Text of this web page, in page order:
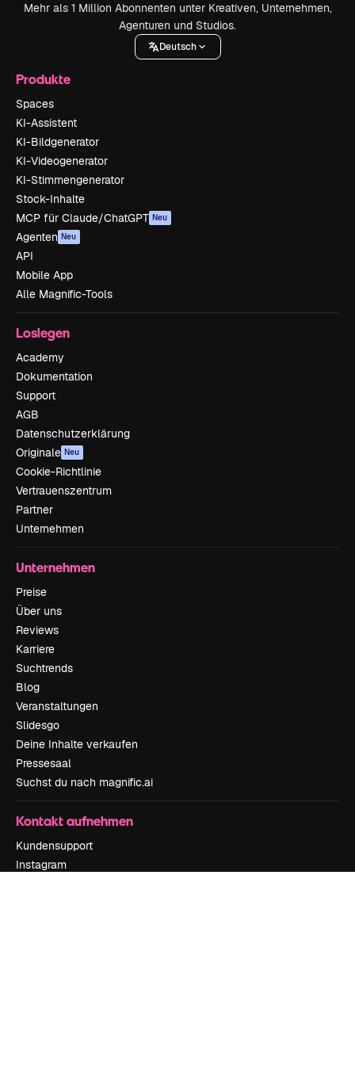
Mehr als 1 Million Abonnenten unter Kreativen, Unternehmen,
Agenturen und Studios.
Deutsch
Produkte
Spaces
KI-Assistent
KI-Bildgenerator
KI-Videogenerator
KI-Stimmengenerator
Stock-Inhalte
MCP für Claude/ChatGPT Neu
Agenten Neu
API
Mobile App
Alle Magnific-Tools
Loslegen
Academy
Dokumentation
Support
AGB
Datenschutzerklärung
Originale Neu
Cookie-Richtlinie
Vertrauenszentrum
Partner
Unternehmen
Unternehmen
Preise
Über uns
Reviews
Karriere
Suchtrends
Blog
Veranstaltungen
Slidesgo
Deine Inhalte verkaufen
Pressesaal
Suchst du nach magnific.ai
Kontakt aufnehmen
Kundensupport
Instagram